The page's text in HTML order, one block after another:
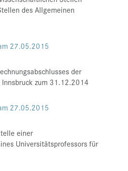
des Allgemeinen
27.05.2015
der
zum 31.12.2014
27.05.2015
einer
Universitätsprofessors für